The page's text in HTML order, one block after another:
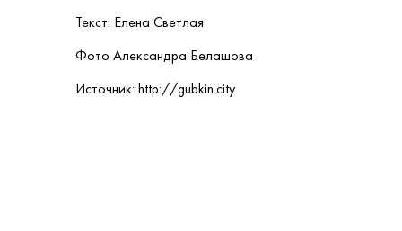
Текст: Елена Светлая
Фото Александра Белашова
Источник: http://gubkin.city